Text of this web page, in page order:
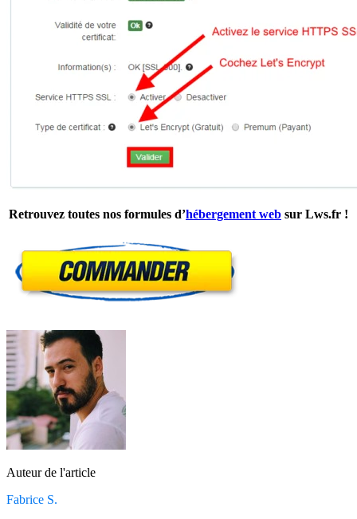
Retrouvez toutes nos formules d’hébergement web sur Lws.fr !
Auteur de l'article
Fabrice S.